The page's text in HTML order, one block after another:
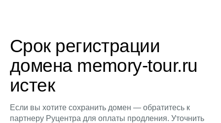
Срок регистрации
домена memory-tour.ru
истек
Если вы хотите сохранить домен — обратитесь к
партнеру Руцентра для оплаты продления. Уточнить